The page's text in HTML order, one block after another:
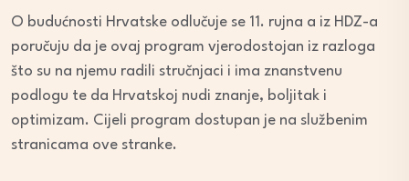
O budućnosti Hrvatske odlučuje se 11. rujna a iz HDZ-a
poručuju da je ovaj program vjerodostojan iz razloga
što su na njemu radili stručnjaci i ima znanstvenu
podlogu te da Hrvatskoj nudi znanje, boljitak i
optimizam. Cijeli program dostupan je na službenim
stranicama ove stranke.